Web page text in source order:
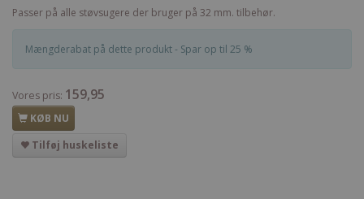
Passer på alle støvsugere der bruger på 32 mm. tilbehør.
Mængderabat på dette produkt - Spar op til 25 %
Vores pris: 159,95
KØB NU
Tilføj huskeliste